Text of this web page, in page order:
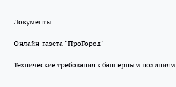
Документы
Онлайн-газета "ПроГород"
Технические требования к баннерным позициям